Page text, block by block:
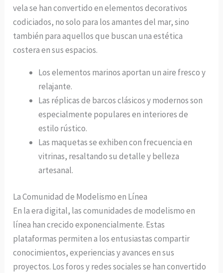
vela se han convertido en elementos decorativos
codiciados, no solo para los amantes del mar, sino
también para aquellos que buscan una estética
costera en sus espacios.
Los elementos marinos aportan un aire fresco y
relajante.
Las réplicas de barcos clásicos y modernos son
especialmente populares en interiores de
estilo rústico.
Las maquetas se exhiben con frecuencia en
vitrinas, resaltando su detalle y belleza
artesanal.
La Comunidad de Modelismo en Línea
En la era digital, las comunidades de modelismo en
línea han crecido exponencialmente. Estas
plataformas permiten a los entusiastas compartir
conocimientos, experiencias y avances en sus
proyectos. Los foros y redes sociales se han convertido